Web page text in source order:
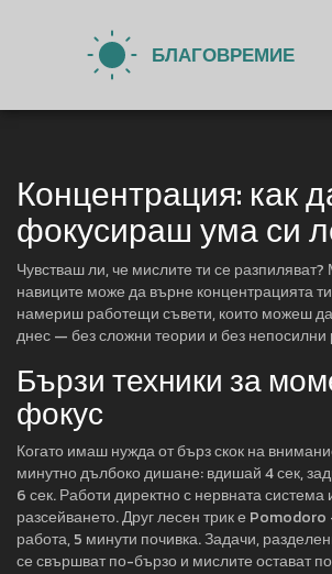
Концентрация: как
фокусираш ума си
Чувстваш ли, че мислите ти се
навиците може да върне концентрацията
намериш работещи съвети, които можеш
днес — без сложни теории и без
Бързи техники за
фокус
Когато имаш нужда от бърз скок на
минутно дълбоко дишане: вдишай 4 сек,
6 сек. Работи директно с нервната
разсейването. Друг лесен трик е
работа, 5 минути почивка. Задачи,
се свършват по-бързо и мислите остават